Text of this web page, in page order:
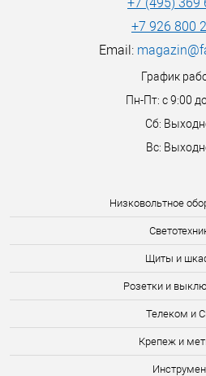
Низковольтное
Щиты и
Розетки и
Телеком и
Крепеж и
+7 926 800
Email:
График
Пн-Пт: с 9:00
Сб:
Вс: